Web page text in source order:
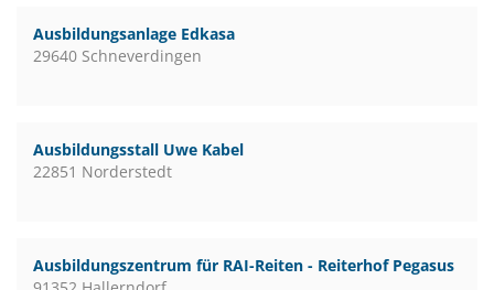
Ausbildungsanlage Edkasa
29640 Schneverdingen
Ausbildungsstall Uwe Kabel
22851 Norderstedt
Ausbildungszentrum für RAI-Reiten - Reiterhof Pegasus